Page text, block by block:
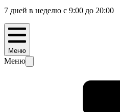
7 дней в неделю с 9:00 до 20:00
Меню
Меню